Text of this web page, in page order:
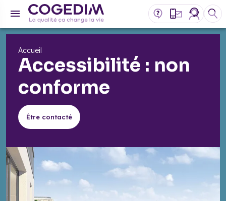
Accueil
Accessibilité : non
conforme
Être contacté